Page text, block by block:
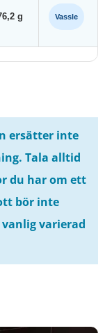
g Vassle
ersätter inte
Tala alltid
du har om ett
bör inte
varierad